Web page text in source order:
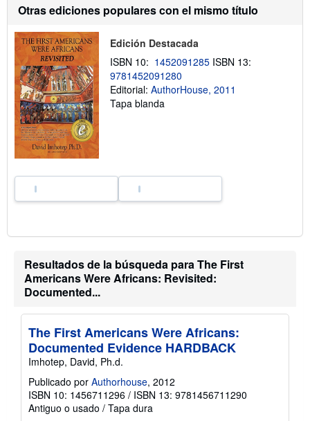
n
b
e
s
d
e
o
Otras ediciones populares con el mismo título
Edición Destacada
ISBN 10: 1452091285 ISBN 13:
9781452091280
Editorial: AuthorHouse, 2011
Tapa blanda
Resultados de la búsqueda para The First
Americans Were Africans: Revisited:
Documented...
The First Americans Were Africans:
Documented Evidence HARDBACK
Imhotep, David, Ph.d.
Publicado por Authorhouse, 2012
ISBN 10: 1456711296 / ISBN 13: 9781456711290
Antiguo o usado / Tapa dura